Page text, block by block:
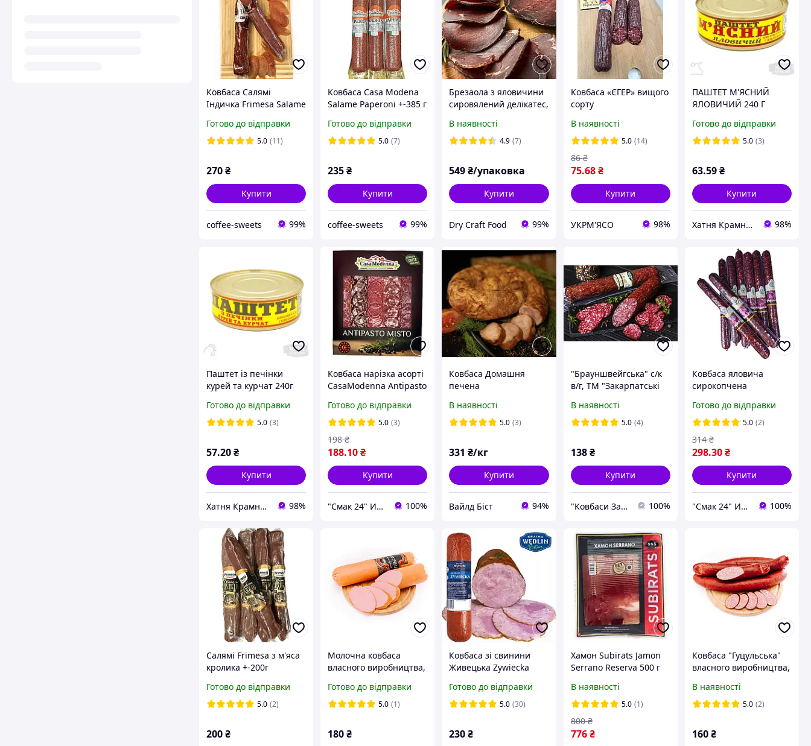
Ковбаса Салямі
Індичка Frimesa Salame
Італія
Готово до відправки
5.0 (11)
270₴
Купити
coffee-sweets 99%
Ковбаса Casa Modena
Salame Paperoni +-385 г
Готово до відправки
5.0 (7)
235₴
Купити
coffee-sweets 99%
Брезаола з яловичини
сировялений делікатес,
В наявності
4.9 (7)
549₴/упаковка
Купити
Dry Craft Food 99%
Ковбаса «ЄГЕР» вищого
сорту
В наявності
5.0 (14)
75.68 ₴
86 ₴
Купити
УКРМ'ЯСО 98%
ПАШТЕТ М'ЯСНИЙ
ЯЛОВИЧИЙ 240 Г
Готово до відправки
5.0 (3)
63.59₴
Купити
Хатня Крамниця 98%
Паштет із печінки
курей та курчат 240г
Готово до відправки
5.0 (3)
57.20₴
Купити
Хатня Крамниця 98%
Ковбаса нарізка асорті
CasaModenna Antipasto
Готово до відправки
5.0 (3)
188.10₴
198 ₴
Купити
"Смак 24" Интернет-магазин 100%
Ковбаса Домашня
печена
В наявності
5.0 (3)
331 ₴/кг
Купити
Вайлд Біст 94%
"Брауншвейгська" с/к
в/г, ТМ "Закарпатські
В наявності
5.0 (4)
138 ₴
Купити
"Ковбаси Закарпаття" 100%
Ковбаса яловича
сирокопчена
ContadinoToscano
Braunsch 430-470г
Італія
Готово до відправки
5.0 (2)
298.30₴
314 ₴
Купити
"Смак 24" Интернет-магазин 100%
Салямі Frimesa з м'яса
кролика +-200г
Готово до відправки
5.0 (2)
200₴
Молочна ковбаса
власного виробництва,
Готово до відправки
5.0 (1)
180₴
Ковбаса зі свинини
Живецька Zywiecka
Польща
Готово до відправки
5.0 (30)
230₴
Хамон Subirats Jamon
Serrano Reserva 500 г
В наявності
5.0 (1)
776 ₴
800 ₴
Ковбаса "Гуцульська"
власного виробництва,
В наявності
5.0 (2)
160₴